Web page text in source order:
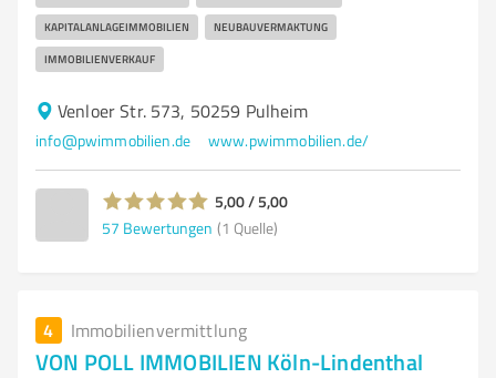
KAPITALANLAGEIMMOBILIEN NEUBAUVERMAKTUNG
IMMOBILIENVERKAUF
Venloer Str. 573, 50259 Pulheim
info@pwimmobilien.de www.pwimmobilien.de/
5,00 / 5,00
57 Bewertungen (1 Quelle)
4 Immobilienvermittlung
VON POLL IMMOBILIEN Köln-Lindenthal